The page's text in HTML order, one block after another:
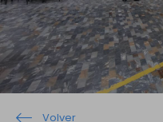
Volver